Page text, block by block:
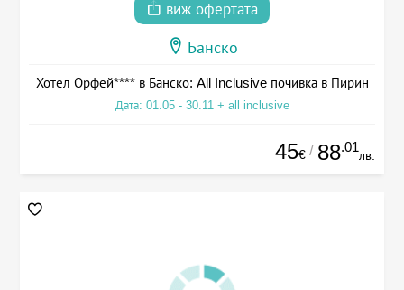
виж офертата
Банско
Хотел Орфей**** в Банско: All Inclusive почивка в Пирин
Дата: 01.05 - 30.11 + all inclusive
45€ / 88.01
лв.